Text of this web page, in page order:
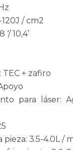
/ cm2
10,4’
+ zafiro
para láser:
3.5-4.0L /